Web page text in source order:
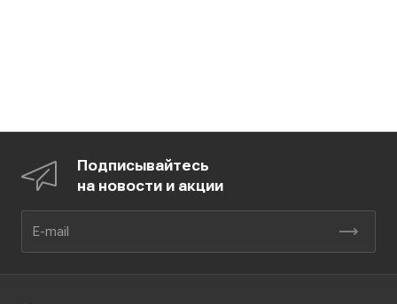
Подписывайтесь
на новости и акции